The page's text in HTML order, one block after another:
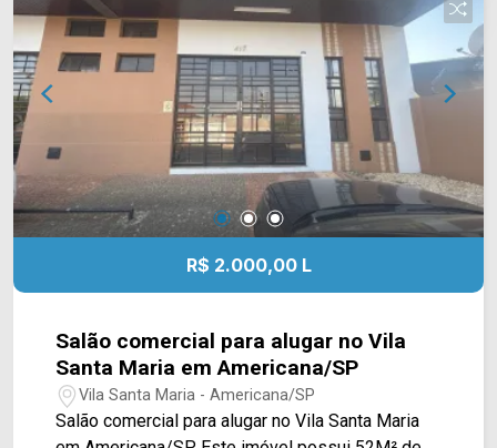
mudança!
R$ 2.000,00 L
Salão comercial para alugar no Vila
Santa Maria em Americana/SP
Vila Santa Maria - Americana/SP
Salão comercial para alugar no Vila Santa Maria